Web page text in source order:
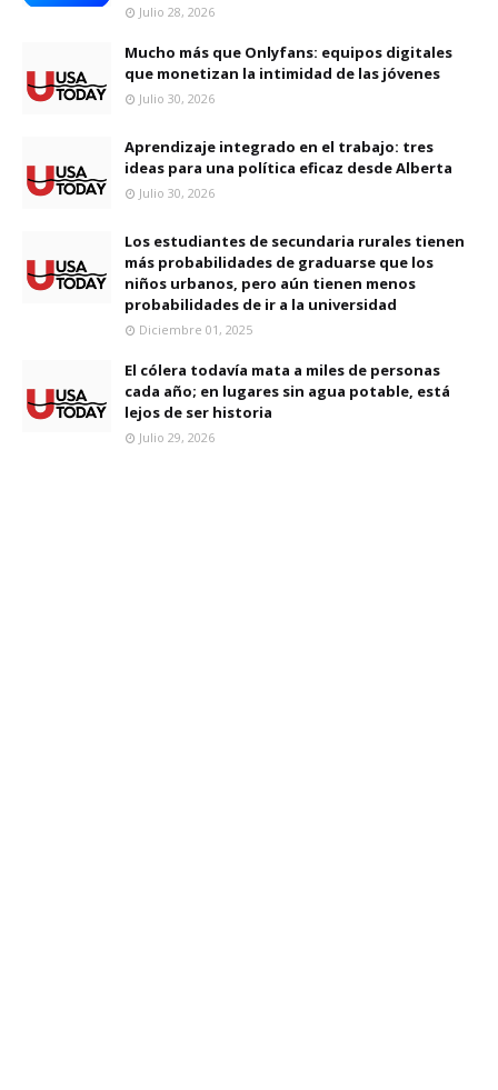
Julio 28, 2026
Mucho más que Onlyfans: equipos digitales
que monetizan la intimidad de las jóvenes
Julio 30, 2026
Aprendizaje integrado en el trabajo: tres
ideas para una política eficaz desde Alberta
Julio 30, 2026
Los estudiantes de secundaria rurales tienen
más probabilidades de graduarse que los
niños urbanos, pero aún tienen menos
probabilidades de ir a la universidad
Diciembre 01, 2025
El cólera todavía mata a miles de personas
cada año; en lugares sin agua potable, está
lejos de ser historia
Julio 29, 2026